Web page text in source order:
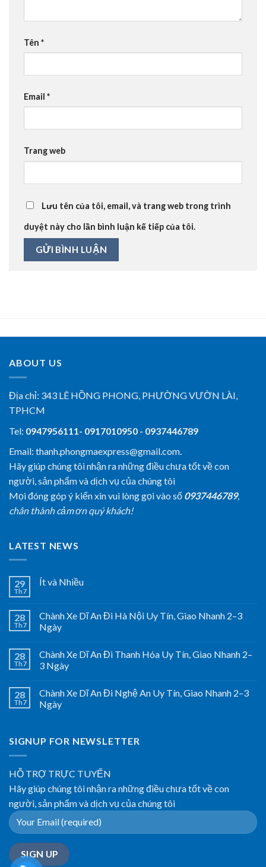
Tên *
Email *
Trang web
Lưu tên của tôi, email, và trang web trong trình
duyệt này cho lần bình luận kế tiếp của tôi.
ABOUT US
Địa chỉ: 343 LÊ HỒNG PHONG, PHƯỜNG VƯỜN LÀI,
TPHCM
Tel: 0947956111- 0917010950 - 0937446789
Email: thanh.phongmaexpress@gmail.com.
Hãy giúp chúng tôi nhận ra những điều chưa tốt về con
người, sản phẩm và dịch vụ của chúng tôi
Mọi đóng góp ý kiến xin vui lòng gọi vào số 0937446789,
chân thành cảm ơn quý khách!
LATEST NEWS
29
Th7
Ít và Nhiều
28
Th7
Chành Xe Dĩ An Đi Hà Nội Uy Tín, Giao Nhanh 2–3
Ngày
28
Th7
Chành Xe Dĩ An Đi Thanh Hóa Uy Tín, Giao Nhanh 2–
3 Ngày
28
Th7
Chành Xe Dĩ An Đi Nghệ An Uy Tín, Giao Nhanh 2–3
Ngày
SIGNUP FOR NEWSLETTER
HỖ TRỢ TRỰC TUYẾN
Hãy giúp chúng tôi nhận ra những điều chưa tốt về con
người, sản phẩm và dịch vụ của chúng tôi